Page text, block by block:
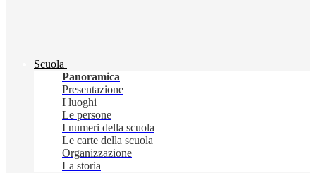
Scuola
Panoramica
Presentazione
I luoghi
Le persone
I numeri della scuola
Le carte della scuola
Organizzazione
La storia